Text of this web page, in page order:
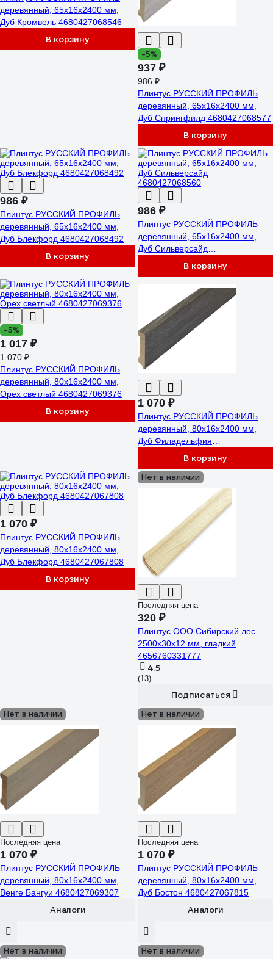
деревянный, 65х16х2400 мм,
Дуб Кромвель 4680427068546
В корзину
-5%
937 ₽
986 ₽
Плинтус РУССКИЙ ПРОФИЛЬ
деревянный, 65х16х2400 мм,
Дуб Спрингфилд 4680427068577
В корзину
986 ₽
Плинтус РУССКИЙ ПРОФИЛЬ
деревянный, 65х16х2400 мм,
Дуб Блекфорд 4680427068492
В корзину
986 ₽
Плинтус РУССКИЙ ПРОФИЛЬ
деревянный, 65х16х2400 мм,
Дуб Сильверсайд
В корзину
-5%
1 017 ₽
1 070 ₽
Плинтус РУССКИЙ ПРОФИЛЬ
деревянный, 80х16х2400 мм,
Орех светлый 4680427069376
В корзину
1 070 ₽
Плинтус РУССКИЙ ПРОФИЛЬ
деревянный, 80х16х2400 мм,
Дуб Филадельфия
В корзину
1 070 ₽
Плинтус РУССКИЙ ПРОФИЛЬ
деревянный, 80х16х2400 мм,
Дуб Блекфорд 4680427067808
В корзину
Нет в наличии
Последняя цена
320 ₽
Плинтус ООО Сибирский лес
2500х30х12 мм, гладкий
4656760331777
4.5
(13)
Подписаться
Нет в наличии
Последняя цена
1 070 ₽
Плинтус РУССКИЙ ПРОФИЛЬ
деревянный, 80х16х2400 мм,
Венге Бангуи 4680427069307
Аналоги
Нет в наличии
Последняя цена
1 070 ₽
Плинтус РУССКИЙ ПРОФИЛЬ
деревянный, 80х16х2400 мм,
Дуб Бостон 4680427067815
Аналоги
Нет в наличии Нет в наличии